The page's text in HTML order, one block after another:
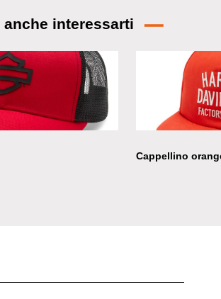
anche interessarti
Cappellino